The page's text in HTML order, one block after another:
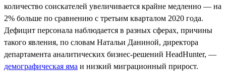
количество соискателей увеличивается крайне медленно — на
2% больше по сравнению с третьим кварталом 2020 года.
Дефицит персонала наблюдается в разных сферах, причины
такого явления, по словам Натальи Даниной, директора
департамента аналитических бизнес-решений HeadHunter, —
демографическая яма и низкий миграционный прирост.